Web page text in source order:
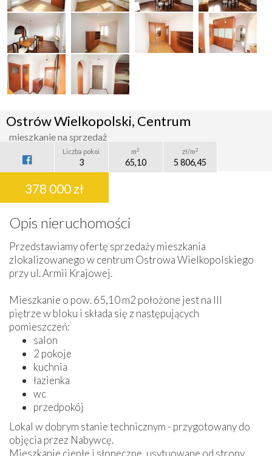
Ostrów Wielkopolski, Centrum
mieszkanie na sprzedaż
Liczba pokoi
3
m2
65,10
zł/m2
5 806,45
378 000 zł
Opis nieruchomości
Przedstawiamy ofertę sprzedaży mieszkania
zlokalizowanego w centrum Ostrowa Wielkopolskiego
przy ul. Armii Krajowej.
Mieszkanie o pow. 65,10 m2 położone jest na III
piętrze w bloku i składa się z następujących
pomieszczeń:
salon
2 pokoje
kuchnia
łazienka
wc
przedpokój
Lokal w dobrym stanie technicznym - przygotowany do
objęcia przez Nabywcę.
Mieszkanie ciepłe i słoneczne, usytuowane od strony